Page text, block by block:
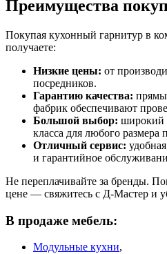
Преимущества
Покупая кухонный гарнитур в
получаете:
Низкие цены: от
посредников.
Гарантию качества:
фабрик обеспечивают
Большой выбор: широкий
класса для любого размера
Отличный сервис:
и гарантийное
Не переплачивайте за бренды.
цене — свяжитесь с Д-Мастер и
В продаже мебель:
Модульные кухни,